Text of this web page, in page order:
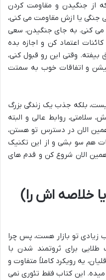
از جنگیدن و مقاومت کردن
یا ازش مقاومت می کنی،
می کنی. به جای جنگیدن، سعی
اعتماد کن و اجازه بده
وقتی این رو قبول کنی،
و اتفاقات خوب به سمتت
بلکه جذب یک زندگی بزرگ
سلامتی، روابط عالی و البته
الان در دسترس تو هستن،
هم سو بشی و از این تکنیک
الان شروع کن و قدم های
خلاصه اش را)
زیادی تو بازار هست، پس چرا
داره؟ خب، 5 تکنیک طلایی برای ثروتمند شدن با
یه رویکرد کاملاً متفاوت و
این کتاب فقط تئوری نمی